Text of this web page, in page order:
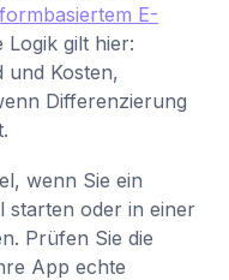
E-
Logik gilt hier:
und Kosten,
Differenzierung
wenn Sie ein
starten oder in einer
Prüfen Sie die
App echte